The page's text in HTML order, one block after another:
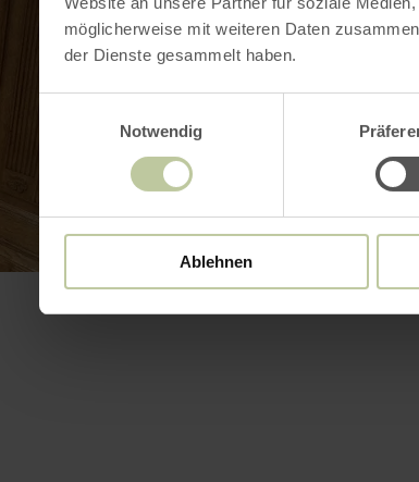
möglicherweise mit weiteren Daten
der Dienste gesammelt haben.
Notwendig
Ablehnen